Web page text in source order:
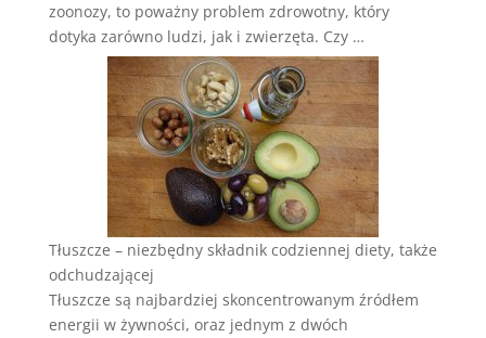
zoonozy, to poważny problem zdrowotny, który
dotyka zarówno ludzi, jak i zwierzęta. Czy …
Tłuszcze – niezbędny składnik codziennej diety, także
odchudzającej
Tłuszcze są najbardziej skoncentrowanym źródłem
energii w żywności, oraz jednym z dwóch